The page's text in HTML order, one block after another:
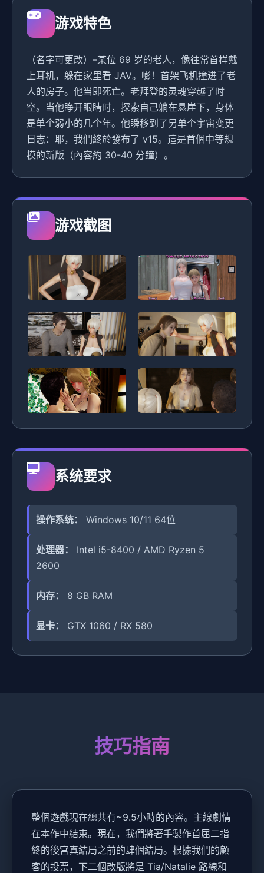
游戏特色
（名字可更改）–某位 69 岁的老人，像往常首样戴
上耳机，躲在家里看 JAV。嘭！首架飞机撞进了老
人的房子。他当即死亡。老拜登的灵魂穿越了时
空。当他睁开眼睛时，探索自己躺在悬崖下，身体
是单个弱小的几个年。他瞬移到了另单个宇宙变更
日志：耶，我們終於發布了 v15。這是首個中等規
模的新版（內容約 30-40 分鐘）。
游戏截图
系统要求
操作系统： Windows 10/11 64位
处理器：
Intel i5-8400 / AMD Ryzen 5
2600
内存： 8 GB RAM
显卡： GTX 1060 / RX 580
技巧指南
整個遊戲現在總共有~9.5小時的內容。主線劇情
在本作中結束。現在，我們將著手製作首屈二指
終的後宮真結局之前的肆個結局。根據我們的顧
客的投票，下二個改版將是 Tia/Natalie 路線和